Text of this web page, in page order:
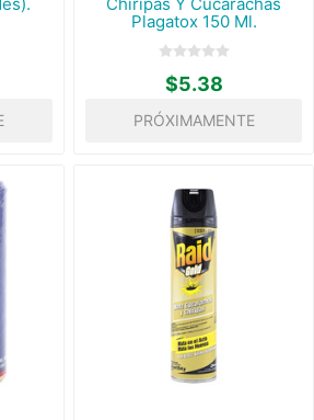
Plagatox 150 Ml.
$5.38
PRÓXIMAMENTE